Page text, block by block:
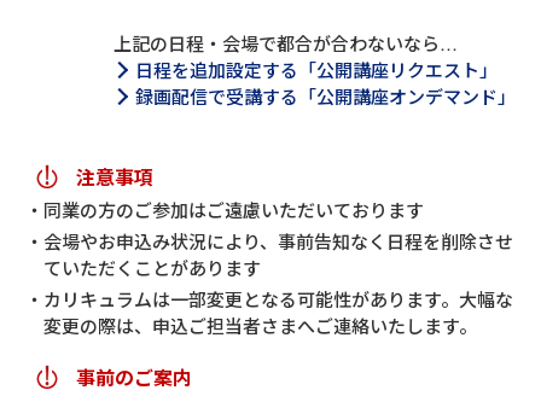
上記の日程・会場で都合が合わないなら…
日程を追加設定する「公開講座リクエスト」
録画配信で受講する「公開講座オンデマンド」
注意事項
同業の方のご参加はご遠慮いただいております
会場やお申込み状況により、事前告知なく日程を削除させ
ていただくことがあります
カリキュラムは一部変更となる可能性があります。大幅な
変更の際は、申込ご担当者さまへご連絡いたします。
事前のご案内